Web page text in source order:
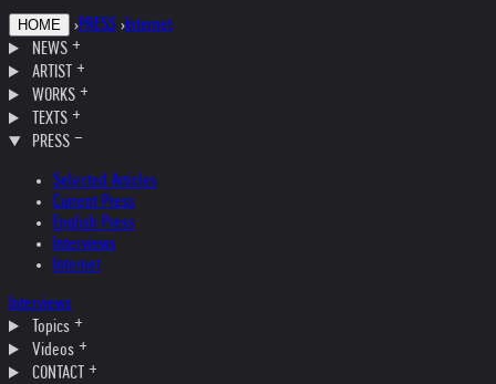
HOME ›PRESS ›Internet
NEWS
ARTIST
WORKS
TEXTS
PRESS
Selected Articles
Current Press
English Press
Interviews
Internet
Interviews
Topics
Videos
CONTACT